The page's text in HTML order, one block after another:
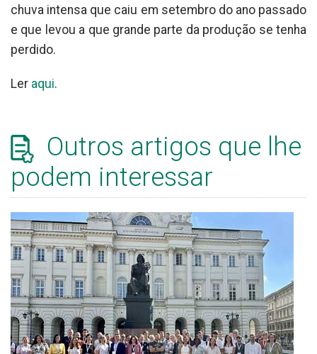
chuva intensa que caiu em setembro do ano passado
e que levou a que grande parte da produção se tenha
perdido.
Ler aqui.
Outros artigos que lhe
podem interessar